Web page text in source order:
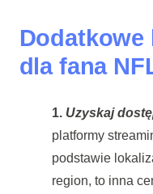
Dodatkowe
dla fana
1. Uzyskaj
platformy
podstawie
region, to inna